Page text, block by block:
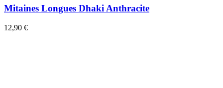
Mitaines Longues Dhaki Anthracite
12,90 €